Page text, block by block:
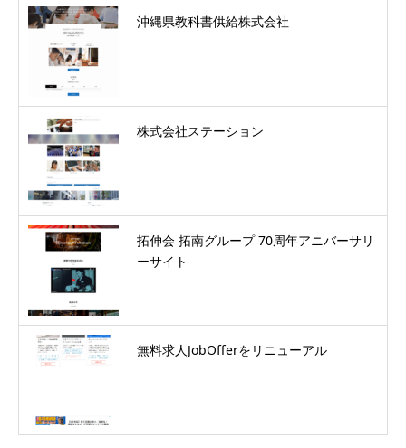
沖縄県教科書供給株式会社
株式会社ステーション
拓伸会 拓南グループ 70周年アニバーサリ
ーサイト
無料求人JobOfferをリニューアル